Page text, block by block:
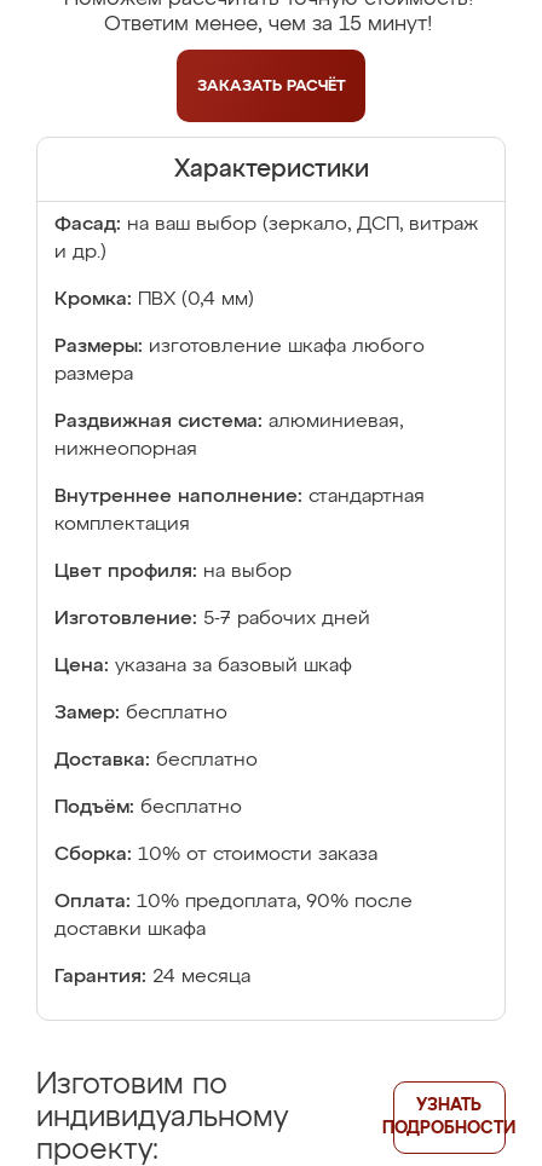
Ответим менее, чем за 15 минут!
ЗАКАЗАТЬ РАСЧЁТ
Характеристики
Фасад: на ваш выбор (зеркало, ДСП, витраж
и др.)
Кромка: ПВХ (0,4 мм)
Размеры: изготовление шкафа любого
размера
Раздвижная система: алюминиевая,
нижнеопорная
Внутреннее наполнение: стандартная
комплектация
Цвет профиля: на выбор
Изготовление: 5-7 рабочих дней
Цена: указана за базовый шкаф
Замер: бесплатно
Доставка: бесплатно
Подъём: бесплатно
Сборка: 10% от стоимости заказа
Оплата: 10% предоплата, 90% после
доставки шкафа
Гарантия: 24 месяца
Изготовим по
индивидуальному
проекту:
УЗНАТЬ
ПОДРОБНОСТИ